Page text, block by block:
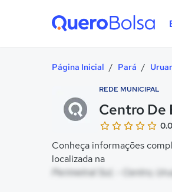
Página Inicial / Pará /
REDE MUNICIPAL
Centro De
0.0
Conheça informações
localizada na
Perimetral Sul, - Centro,